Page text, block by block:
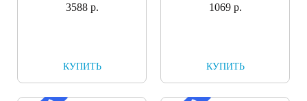
3588 р.
КУПИТЬ
1069 р.
КУПИТЬ